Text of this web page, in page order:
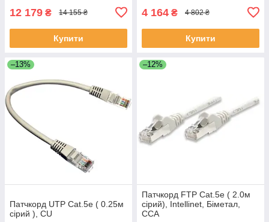
12 179 ₴ 14 155 ₴
Купити
4 164 ₴ 4 802 ₴
Купити
–13%
Патчкорд UTP Cat.5e ( 0.25м
сірий ), CU
–12%
Патчкорд FTP Cat.5e ( 2.0м
сірий), Intellinet, Біметал,
ССА